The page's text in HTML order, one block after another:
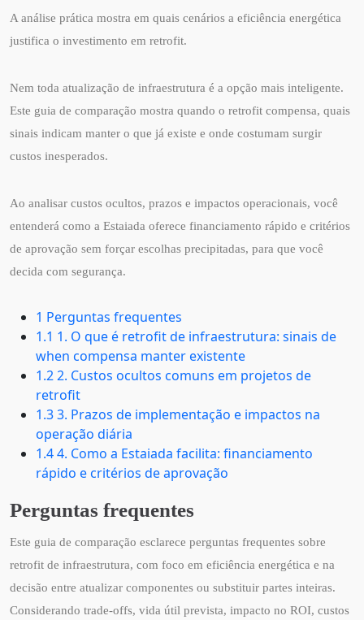
A análise prática mostra em quais cenários a eficiência energética
justifica o investimento em retrofit.
Nem toda atualização de infraestrutura é a opção mais inteligente.
Este guia de comparação mostra quando o retrofit compensa, quais
sinais indicam manter o que já existe e onde costumam surgir
custos inesperados.
Ao analisar custos ocultos, prazos e impactos operacionais, você
entenderá como a Estaiada oferece financiamento rápido e critérios
de aprovação sem forçar escolhas precipitadas, para que você
decida com segurança.
1 Perguntas frequentes
1.1 1. O que é retrofit de infraestrutura: sinais de
when compensa manter existente
1.2 2. Custos ocultos comuns em projetos de
retrofit
1.3 3. Prazos de implementação e impactos na
operação diária
1.4 4. Como a Estaiada facilita: financiamento
rápido e critérios de aprovação
Perguntas frequentes
Este guia de comparação esclarece perguntas frequentes sobre
retrofit de infraestrutura, com foco em eficiência energética e na
decisão entre atualizar componentes ou substituir partes inteiras.
Considerando trade-offs, vida útil prevista, impacto no ROI, custos